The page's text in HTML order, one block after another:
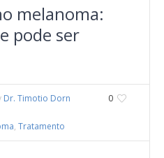
melanoma:
pode ser
0
Dr. Timotio Dorn
, Tratamento